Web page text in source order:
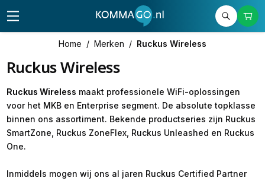
Home / Merken / Ruckus Wireless
Ruckus Wireless
Ruckus Wireless maakt professionele WiFi-oplossingen
voor het MKB en Enterprise segment. De absolute topklasse
binnen ons assortiment. Bekende productseries zijn Ruckus
SmartZone, Ruckus ZoneFlex, Ruckus Unleashed en Ruckus
One.
Inmiddels mogen wij ons al jaren Ruckus Certified Partner